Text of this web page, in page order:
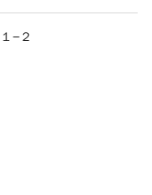
１−２